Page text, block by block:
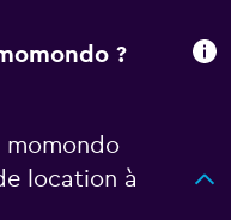
?
momondo
location à